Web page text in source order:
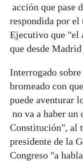
acción que pase
respondida por el
Ejecutivo que "el
que desde
Interrogado sobre
bromeado con
puede aventurar
no va a haber un
Constitución", al
presidente de la
Congreso "a